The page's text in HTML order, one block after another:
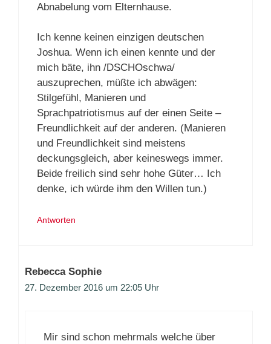
Abnabelung vom Elternhause.
Ich kenne keinen einzigen deutschen
Joshua. Wenn ich einen kennte und der
mich bäte, ihn /DSCHOschwa/
auszuprechen, müßte ich abwägen:
Stilgefühl, Manieren und
Sprachpatriotismus auf der einen Seite –
Freundlichkeit auf der anderen. (Manieren
und Freundlichkeit sind meistens
deckungsgleich, aber keineswegs immer.
Beide freilich sind sehr hohe Güter… Ich
denke, ich würde ihm den Willen tun.)
Antworten
Rebecca Sophie
27. Dezember 2016 um 22:05 Uhr
Mir sind schon mehrmals welche über